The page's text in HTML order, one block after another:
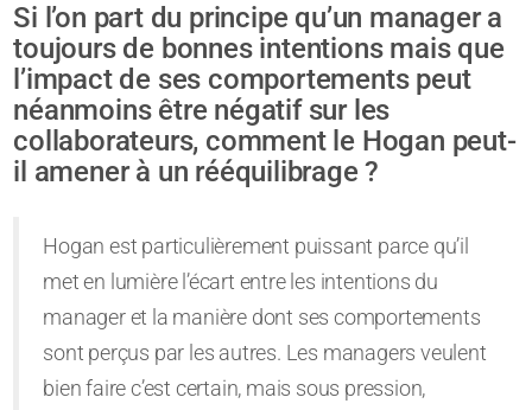
Si l’on part du principe qu’un manager a
toujours de bonnes intentions mais que
l’impact de ses comportements peut
néanmoins être négatif sur les
collaborateurs, comment le Hogan peut-
il amener à un rééquilibrage ?
Hogan est particulièrement puissant parce qu’il
met en lumière l’écart entre les intentions du
manager et la manière dont ses comportements
sont perçus par les autres. Les managers veulent
bien faire c’est certain, mais sous pression,